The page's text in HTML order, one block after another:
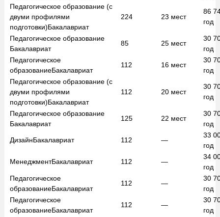
Педагогическое образование (с
двуми профилями
подготовки)Бакалавриат
224 23 мест
86
год
Педагогическое образование
Бакалавриат
85 25 мест
30
год
Педагогическое
образованиеБакалавриат
112 16 мест
30
год
Педагогическое образование (с
двуми профилями
подготовки)Бакалавриат
112 20 мест
30
год
Педагогическое образование
Бакалавриат
125 22 мест
30
год
ДизайнБакалавриат 112 —
33
год
МенеджментБакалавриат 112 —
34
год
Педагогическое
образованиеБакалавриат
112 —
30
год
Педагогическое
образованиеБакалавриат
112 —
30
год